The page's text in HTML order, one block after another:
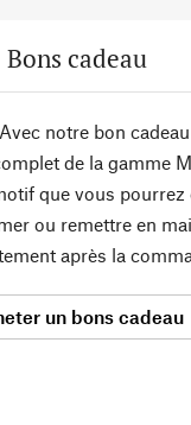
Bons cadeau
notre bon
de la gamme
que vous pourrez
ou remettre en
après la
un bons cadeau